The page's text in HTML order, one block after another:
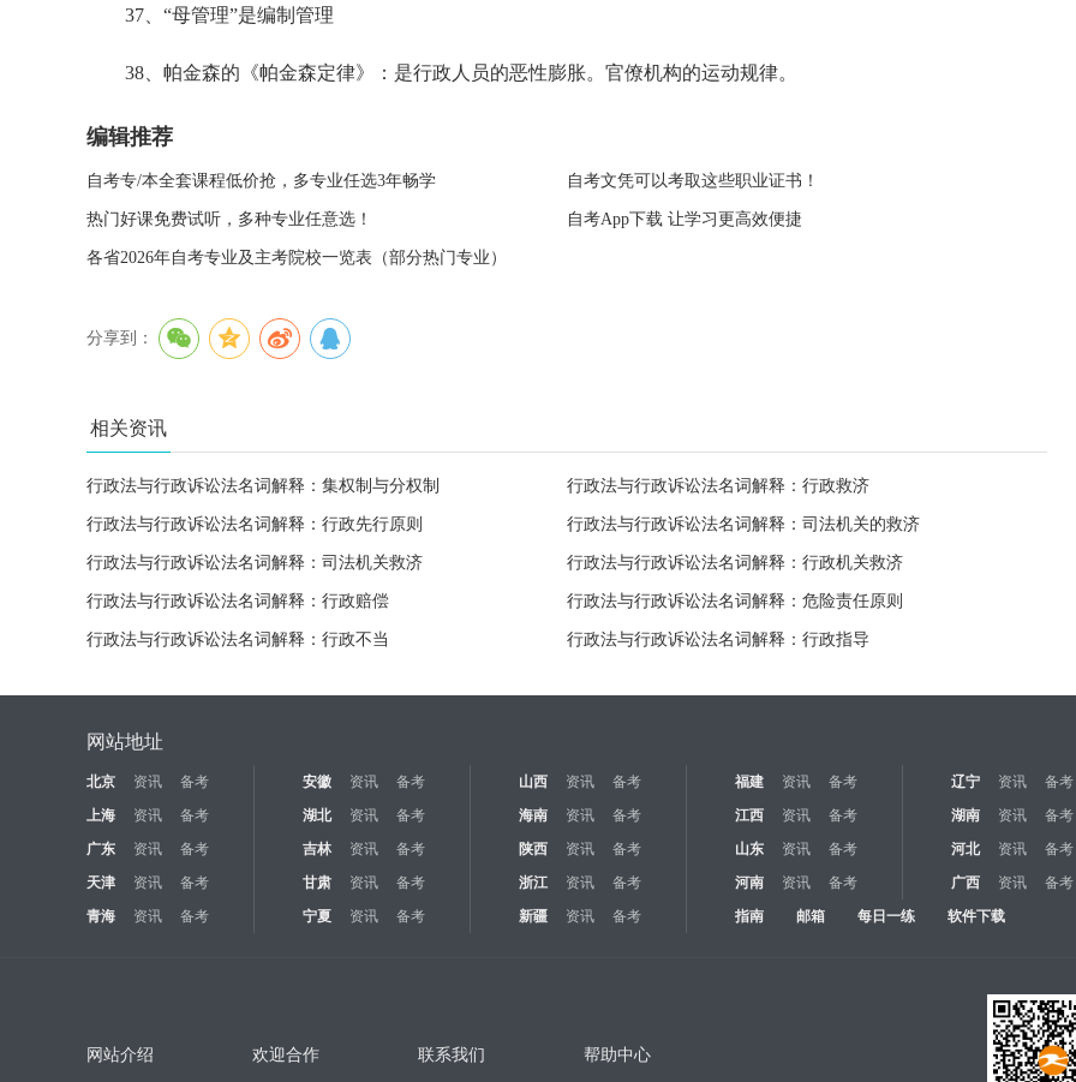
37、“母管理”是编制管理
38、帕金森的《帕金森定律》：是行政人员的恶性膨胀。官僚机构的运动规律。
编辑推荐
自考专/本全套课程低价抢，多专业任选3年畅学 自考文凭可以考取这些职业证书！
热门好课免费试听，多种专业任意选！ 自考App下载 让学习更高效便捷
各省2026年自考专业及主考院校一览表（部分热门专业）
分享到：
相关资讯
行政法与行政诉讼法名词解释：集权制与分权制 行政法与行政诉讼法名词解释：行政救济
行政法与行政诉讼法名词解释：行政先行原则 行政法与行政诉讼法名词解释：司法机关的救济
行政法与行政诉讼法名词解释：司法机关救济 行政法与行政诉讼法名词解释：行政机关救济
行政法与行政诉讼法名词解释：行政赔偿 行政法与行政诉讼法名词解释：危险责任原则
行政法与行政诉讼法名词解释：行政不当 行政法与行政诉讼法名词解释：行政指导
网站地址
北京 资讯 备考 安徽 资讯 备考 山西 资讯 备考 福建 资讯 备考 辽宁 资讯
备考
上海
资讯 备考 湖北 资讯 备考 海南 资讯 备考 江西 资讯 备考 湖南 资讯
备考
广东
资讯 备考 吉林 资讯 备考 陕西 资讯 备考 山东 资讯 备考 河北 资讯
备考
天津
资讯 备考 甘肃 资讯 备考 浙江 资讯 备考 河南 资讯 备考 广西 资讯
备考
青海
资讯 备考 宁夏 资讯 备考 新疆 资讯 备考 指南 邮箱 每日一练 软件下载
网站介绍 欢迎合作 联系我们 帮助中心